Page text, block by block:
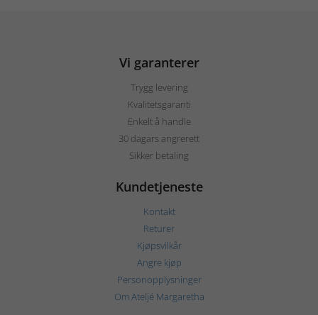
Vi garanterer
Trygg levering
Kvalitetsgaranti
Enkelt å handle
30 dagars angrerett
Sikker betaling
Kundetjeneste
Kontakt
Returer
Kjøpsvilkår
Angre kjøp
Personopplysninger
Om Ateljé Margaretha